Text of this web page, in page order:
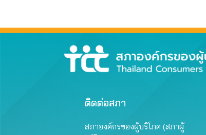
ติดต่อสภา
สภาองค์กรของผู้บริโภค (สภาผู้